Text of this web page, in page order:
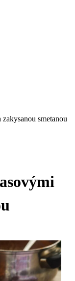
smetanou